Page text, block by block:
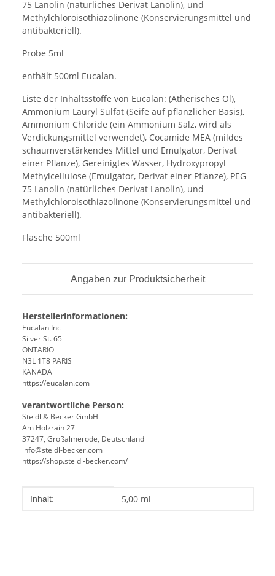
75 Lanolin (natürliches Derivat Lanolin), und
Methylchloroisothiazolinone (Konservierungsmittel und
antibakteriell).
Probe 5ml
enthält 500ml Eucalan.
Liste der Inhaltsstoffe von Eucalan: (Ätherisches Öl),
Ammonium Lauryl Sulfat (Seife auf pflanzlicher Basis),
Ammonium Chloride (ein Ammonium Salz, wird als
Verdickungsmittel verwendet), Cocamide MEA (mildes
schaumverstärkendes Mittel und Emulgator, Derivat
einer Pflanze), Gereinigtes Wasser, Hydroxypropyl
Methylcellulose (Emulgator, Derivat einer Pflanze), PEG
75 Lanolin (natürliches Derivat Lanolin), und
Methylchloroisothiazolinone (Konservierungsmittel und
antibakteriell).
Flasche 500ml
Angaben zur Produktsicherheit
Herstellerinformationen:
Eucalan Inc
Silver St. 65
ONTARIO
N3L 1T8 PARIS
KANADA
https://eucalan.com
verantwortliche Person:
Steidl & Becker GmbH
Am Holzrain 27
37247, Großalmerode, Deutschland
info@steidl-becker.com
https://shop.steidl-becker.com/
Produkteigenschaft
Wert
Inhalt: 5,00 ml